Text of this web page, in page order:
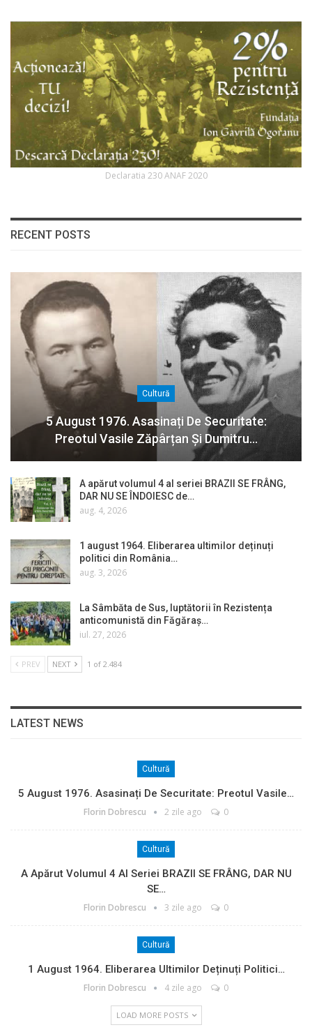
Declaratia 230 ANAF 2020
RECENT POSTS
Cultură
5 August 1976. Asasinați De Securitate:
Preotul Vasile Zăpârțan Și Dumitru…
A apărut volumul 4 al seriei BRAZII SE FRÂNG,
DAR NU SE ÎNDOIESC de…
aug. 4, 2026
1 august 1964. Eliberarea ultimilor deținuți
politici din România…
aug. 3, 2026
La Sâmbăta de Sus, luptătorii în Rezistența
anticomunistă din Făgăraș…
iul. 27, 2026
PREV NEXT 1 of 2.484
LATEST NEWS
Cultură
5 August 1976. Asasinați De Securitate: Preotul Vasile…
Florin Dobrescu 2 zile ago 0
Cultură
A Apărut Volumul 4 Al Seriei BRAZII SE FRÂNG, DAR NU
SE…
Florin Dobrescu 3 zile ago 0
Cultură
1 August 1964. Eliberarea Ultimilor Deținuți Politici…
Florin Dobrescu 4 zile ago 0
LOAD MORE POSTS